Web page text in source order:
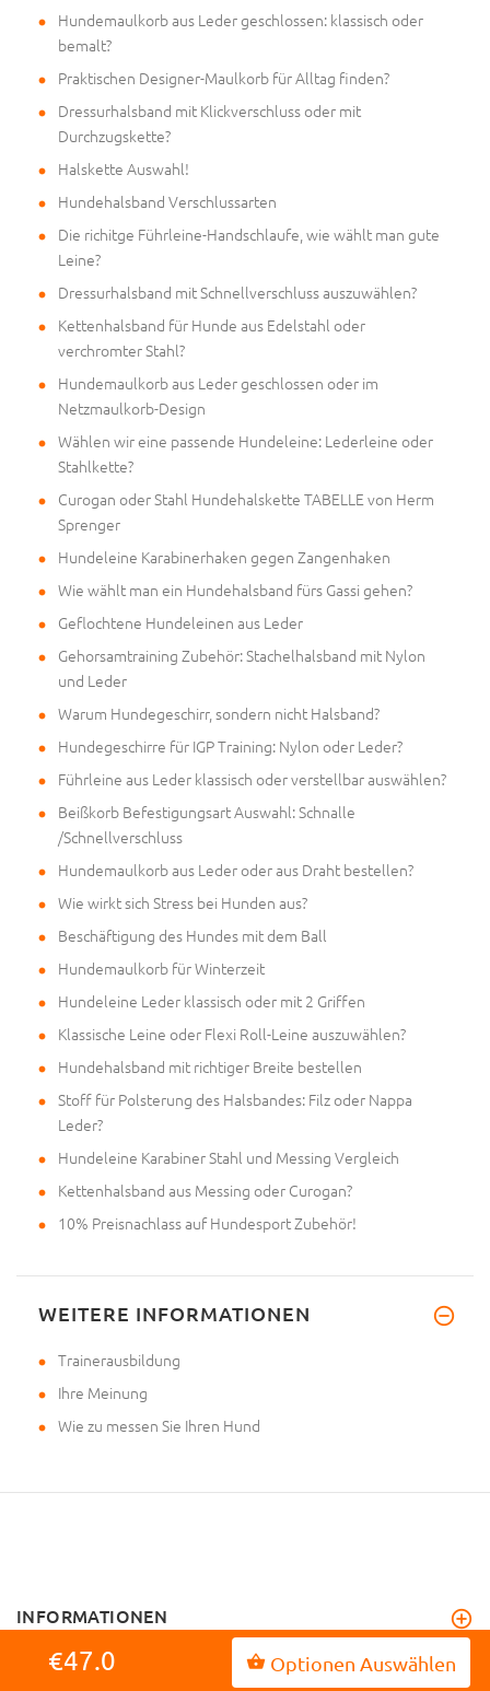
€47.0 Optionen Auswählen
Hundemaulkorb aus Leder geschlossen: klassisch oder
bemalt?
Praktischen Designer-Maulkorb für Alltag finden?
Dressurhalsband mit Klickverschluss oder mit
Durchzugskette?
Halskette Auswahl!
Hundehalsband Verschlussarten
Die richitge Führleine-Handschlaufe, wie wählt man gute
Leine?
Dressurhalsband mit Schnellverschluss auszuwählen?
Kettenhalsband für Hunde aus Edelstahl oder
verchromter Stahl?
Hundemaulkorb aus Leder geschlossen oder im
Netzmaulkorb-Design
Wählen wir eine passende Hundeleine: Lederleine oder
Stahlkette?
Curogan oder Stahl Hundehalskette TABELLE von Herm
Sprenger
Hundeleine Karabinerhaken gegen Zangenhaken
Wie wählt man ein Hundehalsband fürs Gassi gehen?
Geflochtene Hundeleinen aus Leder
Gehorsamtraining Zubehör: Stachelhalsband mit Nylon
und Leder
Warum Hundegeschirr, sondern nicht Halsband?
Hundegeschirre für IGP Training: Nylon oder Leder?
Führleine aus Leder klassisch oder verstellbar auswählen?
Beißkorb Befestigungsart Auswahl: Schnalle
/Schnellverschluss
Hundemaulkorb aus Leder oder aus Draht bestellen?
Wie wirkt sich Stress bei Hunden aus?
Beschäftigung des Hundes mit dem Ball
Hundemaulkorb für Winterzeit
Hundeleine Leder klassisch oder mit 2 Griffen
Klassische Leine oder Flexi Roll-Leine auszuwählen?
Hundehalsband mit richtiger Breite bestellen
Stoff für Polsterung des Halsbandes: Filz oder Nappa
Leder?
Hundeleine Karabiner Stahl und Messing Vergleich
Kettenhalsband aus Messing oder Curogan?
10% Preisnachlass auf Hundesport Zubehör!
WEITERE INFORMATIONEN
Trainerausbildung
Ihre Meinung
Wie zu messen Sie Ihren Hund
INFORMATIONEN
MEIN KONTO